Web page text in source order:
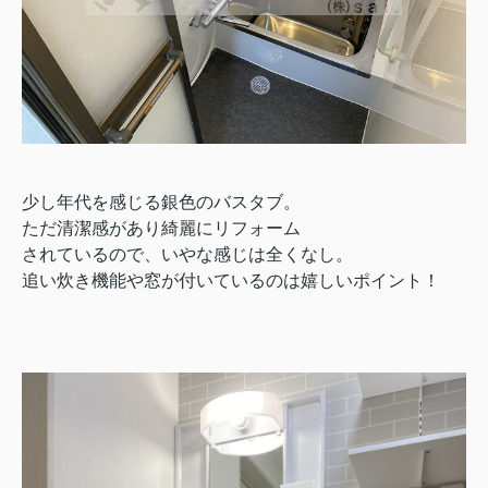
少し年代を感じる銀色のバスタブ。
ただ清潔感があり綺麗にリフォーム
されているので、いやな感じは全くなし。
追い炊き機能や窓が付いているのは嬉しいポイント！